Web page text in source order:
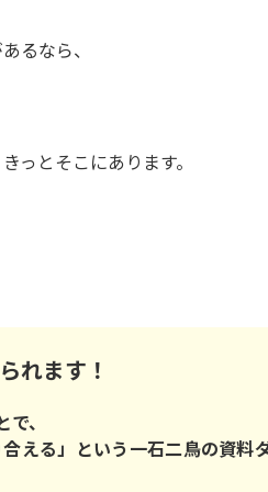
るなら、
っとそこにあります。
れます！
、
える」という一石二鳥の資料